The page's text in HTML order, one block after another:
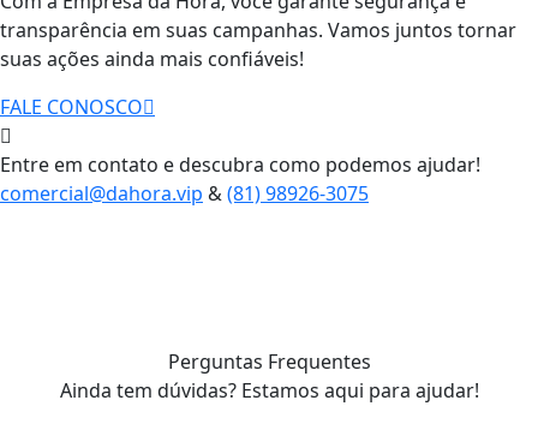
transparência em suas campanhas. Vamos juntos tornar
suas ações ainda mais confiáveis!
FALE CONOSCO
Entre em contato e descubra como podemos ajudar!
comercial@dahora.vip &(81) 98926-3075
Perguntas Frequentes
Ainda tem dúvidas? Estamos aqui para ajudar!